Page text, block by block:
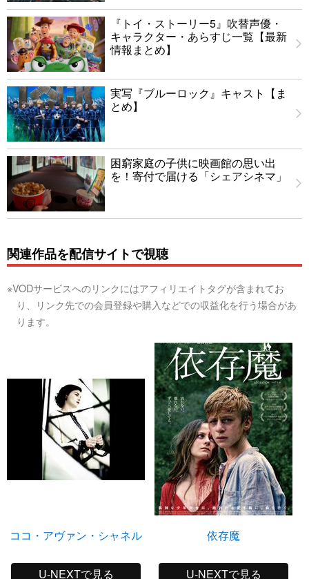
『トイ・ストーリー5』吹替声優・
キャラクター・あらすじ一覧【最新
情報まとめ】
実写『ブルーロック』キャスト【ま
とめ】
困窮家庭の子供に映画館の思い出
を！寄付で届ける「シェアシネマ」
関連作品を配信サイトで視聴
※VODサービスへのリンクにはアフィリエイトタグが含まれてお
り、リンク先での会員登録や購入などでの収益化を行う場合があ
ります。
ココ・アヴァン・シャネル
U-NEXTで見る
依存魔
U-NEXTで見る